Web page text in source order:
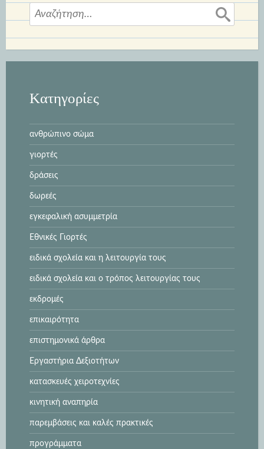
Αναζήτηση
για:
Kατηγορίες
ανθρώπινο σώμα
γιορτές
δράσεις
δωρεές
εγκεφαλική ασυμμετρία
Εθνικές Γιορτές
ειδικά σχολεία και η λειτουργία τους
ειδικά σχολεία και ο τρόπος λειτουργίας τους
εκδρομές
επικαιρότητα
επιστημονικά άρθρα
Εργαστήρια Δεξιοτήτων
κατασκευές χειροτεχνίες
κινητική αναπηρία
παρεμβάσεις και καλές πρακτικές
προγράμματα